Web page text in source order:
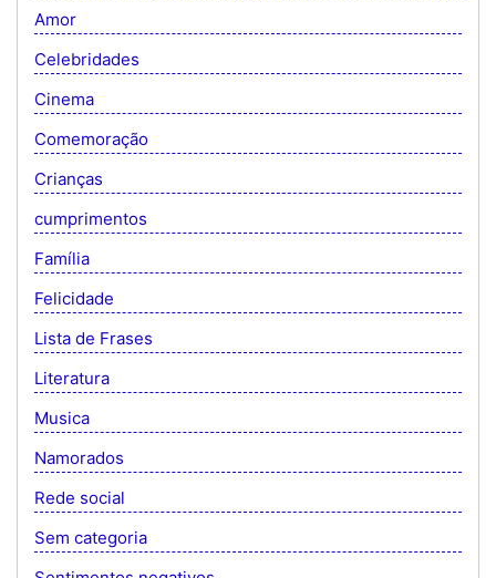
Amor
Celebridades
Cinema
Comemoração
Crianças
cumprimentos
Família
Felicidade
Lista de Frases
Literatura
Musica
Namorados
Rede social
Sem categoria